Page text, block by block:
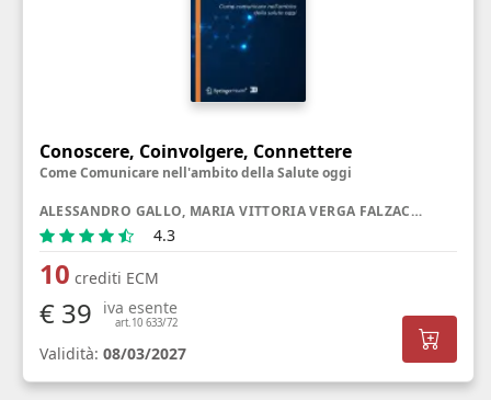
Conoscere, Coinvolgere, Connettere
Come Comunicare nell'ambito della Salute oggi
ALESSANDRO GALLO, MARIA VITTORIA VERGA FALZACAPPA, GIULIA RANCATI
4.3
10 crediti ECM
€ 39 iva esente
art.10 633/72
Validità: 08/03/2027